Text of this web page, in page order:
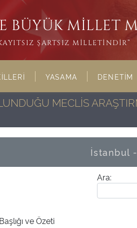
BÜYÜK MİLLET
ŞARTSIZ MİLLETİNDİR”
YASAMA DENETİM
MECLİS
İstanbul
Ara:
ve Özeti